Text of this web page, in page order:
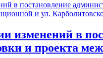
и ул.
в
и проекта